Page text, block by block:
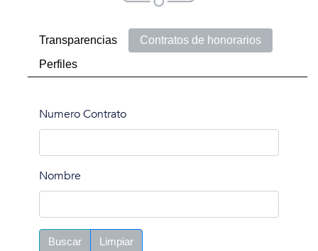
Transparencias
Contratos de honorarios
Perfiles
Numero Contrato
Nombre
Buscar Limpiar